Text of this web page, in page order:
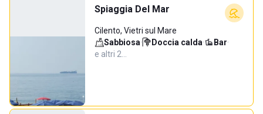
Spiaggia Del Mar
Cilento, Vietri sul Mare
Sabbiosa· Doccia calda· Bar·
e altri 2…